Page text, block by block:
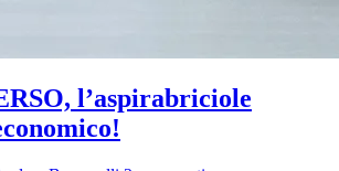
l’aspirabriciole